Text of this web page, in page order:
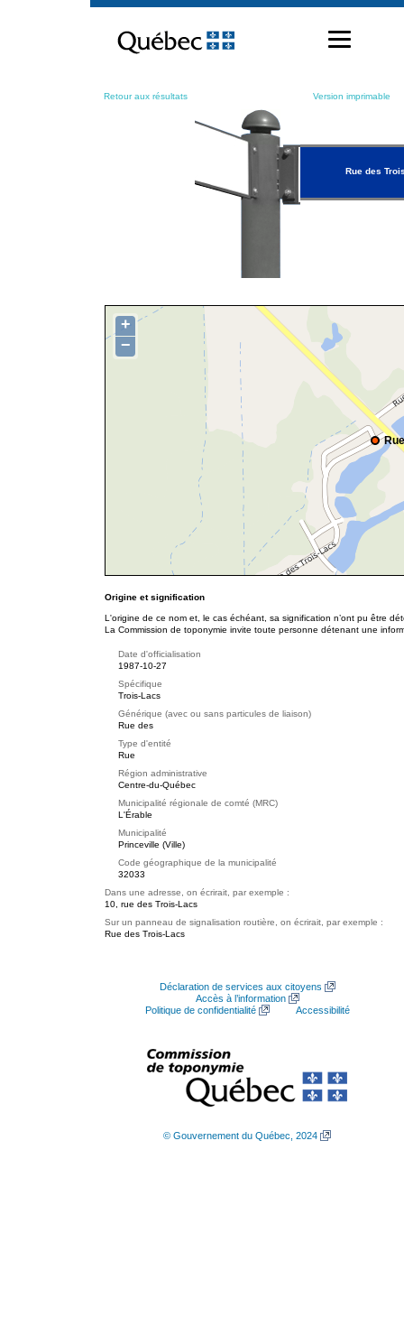
contenu
Retour aux résultats Version imprimable
Rue des
+
−
Origine et signification
L'origine de ce nom et, le cas échéant, sa signification n’ont pu être
La Commission de toponymie invite toute personne détenant une
Date d'officialisation
1987-10-27
Spécifique
Trois-Lacs
Générique (avec ou sans particules de liaison)
Rue des
Type d'entité
Rue
Région administrative
Centre-du-Québec
Municipalité régionale de comté (MRC)
L'Érable
Municipalité
Princeville (Ville)
Code géographique de la municipalité
32033
Dans une adresse, on écrirait, par exemple :
10, rue des Trois-Lacs
Sur un panneau de signalisation routière, on écrirait, par exemple :
Rue des Trois-Lacs
Déclaration de services aux citoyens
Accès à l’information
Politique de confidentialité
Accessibilité
© Gouvernement du Québec, 2024